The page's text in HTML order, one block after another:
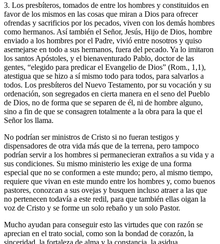
3. Los presbíteros, tomados de entre los hombres y constituidos en
favor de los mismos en las cosas que miran a Dios para ofrecer
ofrendas y sacrificios por los pecados, viven con los demás hombres
como hermanos. Así también el Señor, Jesús, Hijo de Dios, hombre
enviado a los hombres por el Padre, vivió entre nosotros y quiso
asemejarse en todo a sus hermanos, fuera del pecado. Ya lo imitaron
los santos Apóstoles, y el bienaventurado Pablo, doctor de las
gentes, “elegido para predicar el Evangelio de Dios” (Rom., 1,1),
atestigua que se hizo a sí mismo todo para todos, para salvarlos a
todos. Los presbíteros del Nuevo Testamento, por su vocación y su
ordenación, son segregados en cierta manera en el seno del Pueblo
de Dios, no de forma que se separen de él, ni de hombre alguno,
sino a fin de que se consagren totalmente a la obra para la que el
Señor los llama.
No podrían ser ministros de Cristo si no fueran testigos y
dispensadores de otra vida más que de la terrena, pero tampoco
podrían servir a los hombres si permanecieran extraños a su vida y a
sus condiciones. Su mismo ministerio les exige de una forma
especial que no se conformen a este mundo; pero, al mismo tiempo,
requiere que vivan en este mundo entre los hombres y, como buenos
pastores, conozcan a sus ovejas y busquen incluso atraer a las que
no pertenecen todavía a este redil, para que también ellas oigan la
voz de Cristo y se forme un solo rebaño y un solo Pastor.
Mucho ayudan para conseguir esto las virtudes que con razón se
aprecian en el trato social, como son la bondad de corazón, la
sinceridad, la fortaleza de alma y la constancia, la asidua